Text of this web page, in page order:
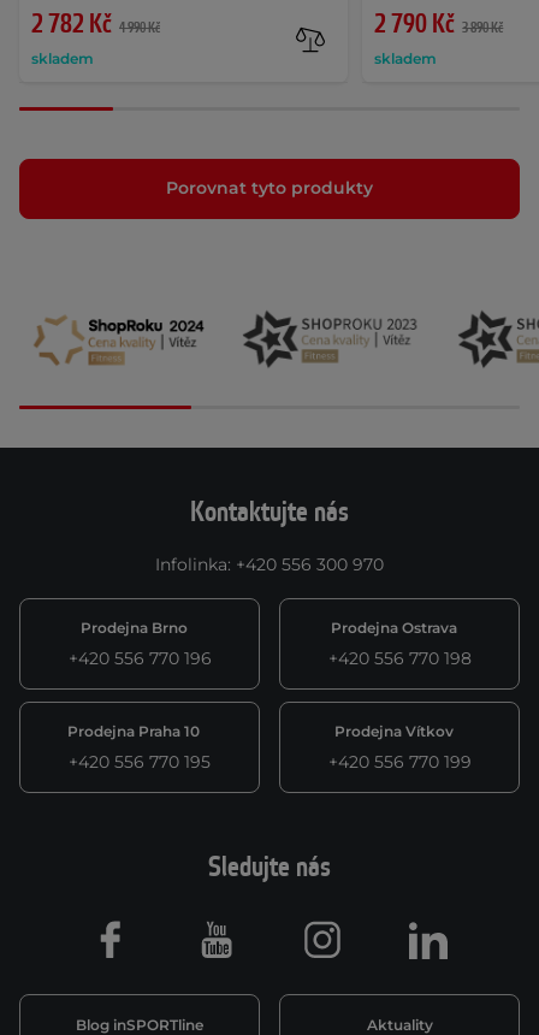
2 782 Kč 4 990 Kč
skladem
2 790 Kč 3 890 Kč
skladem
Porovnat tyto produkty
Kontaktujte nás
Infolinka: +420 556 300 970
Prodejna Brno
+420 556 770 196
Prodejna Ostrava
+420 556 770 198
Prodejna Praha 10
+420 556 770 195
Prodejna Vítkov
+420 556 770 199
Sledujte nás
Blog inSPORTline Aktuality
Facebook Youtube Instagram LinkedIn